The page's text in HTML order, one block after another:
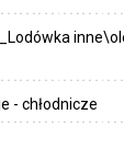
_Lodówka
- chłodnicze